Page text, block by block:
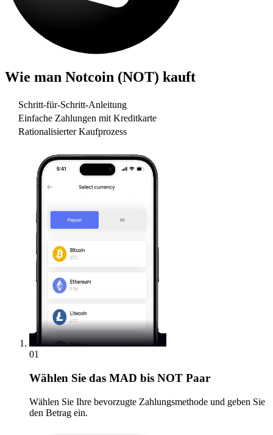
Wie man Notcoin (NOT) kauft
Schritt-für-Schritt-Anleitung
Einfache Zahlungen mit Kreditkarte
Rationalisierter Kaufprozess
01
Wählen Sie das MAD bis NOT Paar
Wählen Sie Ihre bevorzugte Zahlungsmethode und geben Sie
den Betrag ein.